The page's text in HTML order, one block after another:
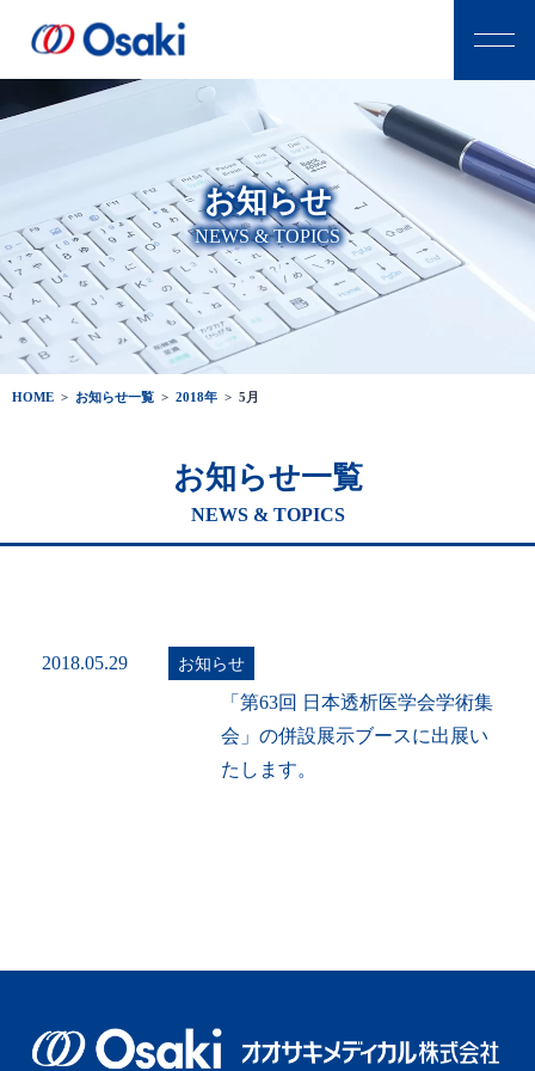
お知らせ
NEWS & TOPICS
HOME > お知らせ一覧 > 2018年 > 5月
お知らせ一覧
NEWS & TOPICS
2018.05.29 お知らせ
「第63回 日本透析医学会学術集
会」の併設展示ブースに出展い
たします。